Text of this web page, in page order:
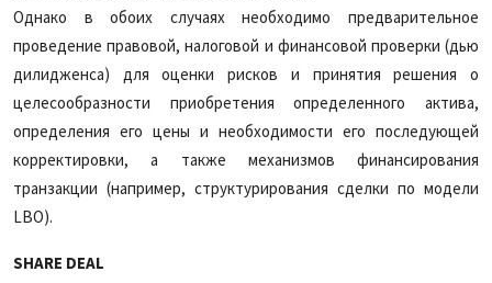
Однако в обоих случаях необходимо предварительное
проведение правовой, налоговой и финансовой проверки (дью
дилидженса) для оценки рисков и принятия решения о
целесообразности приобретения определенного актива,
определения его цены и необходимости его последующей
корректировки, а также механизмов финансирования
транзакции (например, структурирования сделки по модели
LBO).
SHARE DEAL